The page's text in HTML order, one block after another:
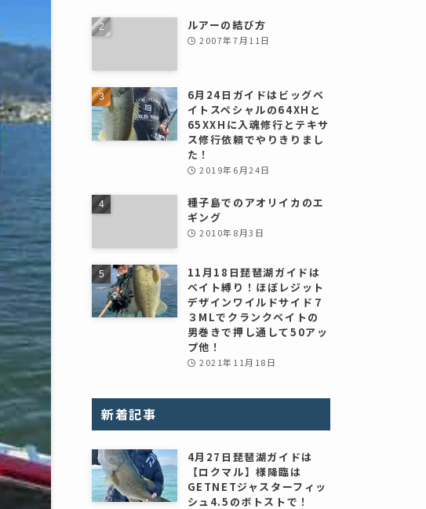
ルアーの結び方
2007年7月11日
6月24日ガイドはビッグベ
イトスペシャルの64XHと
65XXHに入魂修行とテキサ
ス修行依頼でやりきりまし
た！
2019年6月24日
種子島でのアオリイカのエ
ギング
2010年8月3日
11月18日琵琶湖ガイドは
ベイト縛り！ほぼレジット
デザインワイルドサイド７
３MLでクランクベイトの
男巻きで押し通して50アッ
プ他！
2021年11月18日
新着記事
4月27日琵琶湖ガイドは
【ロクマル】様降臨は
GETNETジャスターフィッ
シュ4.5のボトストで！